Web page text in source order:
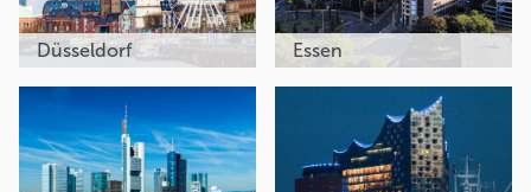
Düsseldorf Essen